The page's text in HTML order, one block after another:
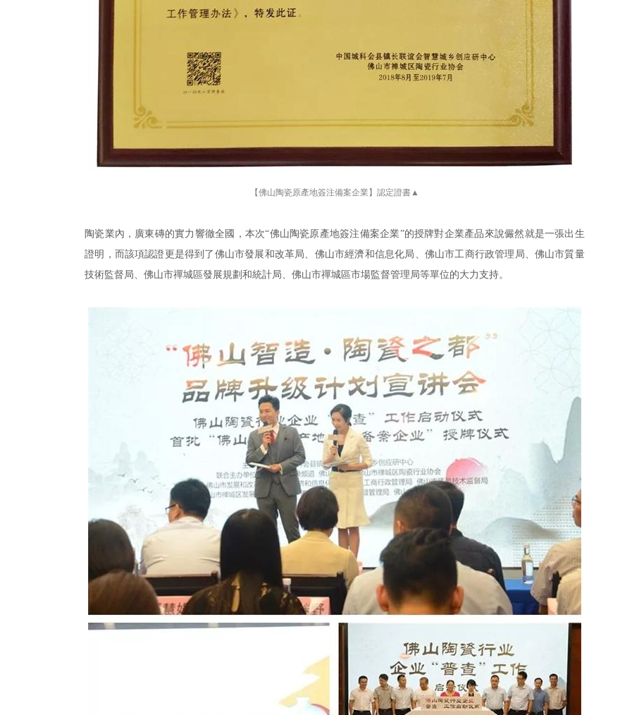
【佛山陶瓷原產地簽注備案企業】認定證書▲
陶瓷業內，廣東磚的實力響徹全國，本次“佛山陶瓷原產地簽注備案企業”的授牌對企業產品來說儼然就是一張出生
證明，而該項認證更是得到了佛山市發展和改革局、佛山市經濟和信息化局、佛山市工商行政管理局、佛山市質量
技術監督局、佛山市禪城區發展規劃和統計局、佛山市禪城區市場監督管理局等單位的大力支持。